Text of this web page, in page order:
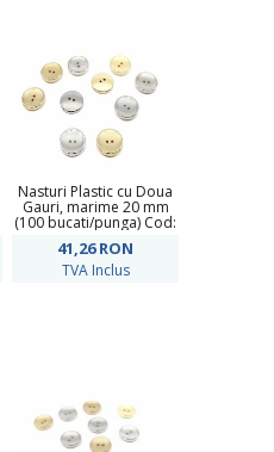
Nasturi Plastic cu Doua
Gauri, marime 20 mm
(100 bucati/punga) Cod:
41,26RON
TVA Inclus